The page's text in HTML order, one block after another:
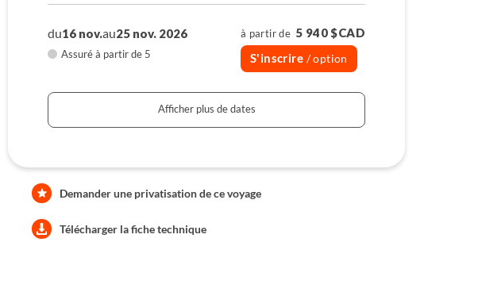
du16 nov.au25 nov. 2026
Assuré à partir de 5
à partir de 5 940 $CAD
S'inscrire / option
Afficher plus de dates
Demander une privatisation de ce voyage
Télécharger la fiche technique